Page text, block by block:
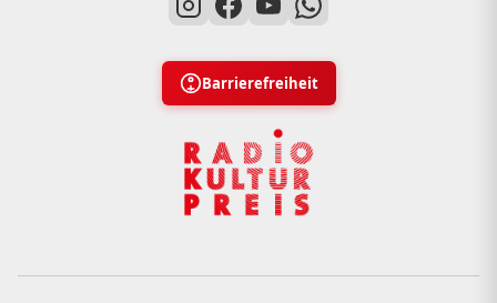
Barrierefreiheit